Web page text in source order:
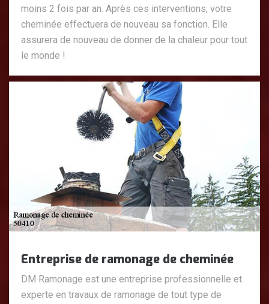
moins 2 fois par an. Après ces interventions, votre
cheminée effectuera de nouveau sa fonction. Elle
assurera de nouveau de donner de la chaleur pour tout
le monde !
Entreprise de ramonage de cheminée
DM Ramonage est une entreprise professionnelle et
experte en travaux de ramonage de tout type de